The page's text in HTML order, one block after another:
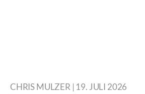
CHRIS MULZER | 19. JULI 2026